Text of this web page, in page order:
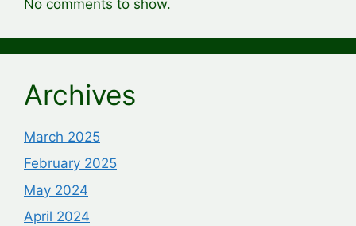
No comments to show.
Archives
March 2025
February 2025
May 2024
April 2024